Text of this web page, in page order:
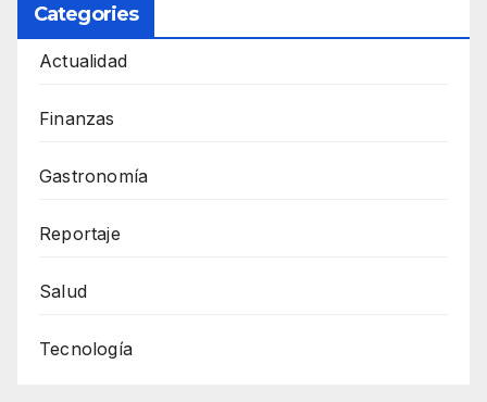
Categories
Actualidad
Finanzas
Gastronomía
Reportaje
Salud
Tecnología